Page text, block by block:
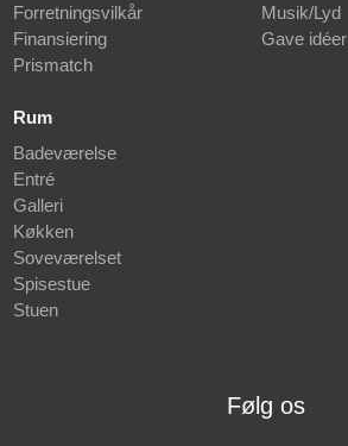
Forretningsvilkår
Finansiering
Prismatch
Musik/Lyd
Gave idéer
Rum
Badeværelse
Entré
Galleri
Køkken
Soveværelset
Spisestue
Stuen
Følg os